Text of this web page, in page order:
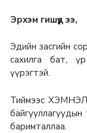
Эрхэм гишүүд ээ,
Эдийн засгийн
сахилга бат,
үүрэгтэй.
Тиймээс
баримталлаа.